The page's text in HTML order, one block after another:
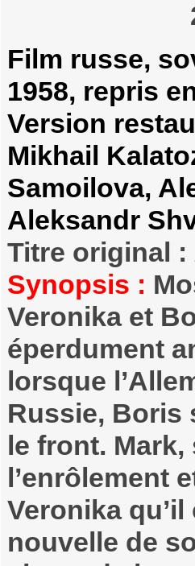
Film russe,
1958, repris
Version
Mikhail
Samoilova,
Aleksandr
Titre original :
Synopsis :
Veronika et
éperdument
lorsque
Russie, Boris
le front.
l’enrôlement
Veronika
nouvelle de